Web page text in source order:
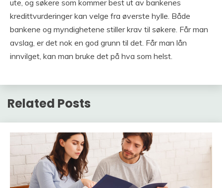
ute, og søkere som kommer best ut av bankenes
kredittvurderinger kan velge fra øverste hylle. Både
bankene og myndighetene stiller krav til søkere. Får man
avslag, er det nok en god grunn til det. Får man lån
innvilget, kan man bruke det på hva som helst.
Related Posts